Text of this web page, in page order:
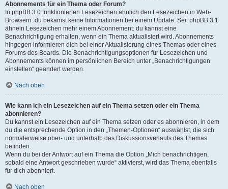
Abonnements für ein Thema oder Forum?
In phpBB 3.0 funktionierten Lesezeichen ähnlich den Lesezeichen in Web-
Browsern: du bekamst keine Informationen bei einem Update. Seit phpBB 3.1
ähneln Lesezeichen mehr einem Abonnement: du kannst eine
Benachrichtigung erhalten, wenn ein Thema aktualisiert wird. Abonnements
hingegen informieren dich bei einer Aktualisierung eines Themas oder eines
Forums des Boards. Die Benachrichtigungsoptionen für Lesezeichen und
Abonnements können im persönlichen Bereich unter „Benachrichtigungen
einstellen“ geändert werden.
Nach oben
Wie kann ich ein Lesezeichen auf ein Thema setzen oder ein Thema
abonnieren?
Du kannst ein Lesezeichen auf ein Thema setzen oder es abonnieren, in dem
du die entsprechende Option in den „Themen-Optionen“ auswählst, die sich
normalerweise ober- und unterhalb des Diskussionsverlaufs des Themas
befinden.
Wenn du bei der Antwort auf ein Thema die Option „Mich benachrichtigen,
sobald eine Antwort geschrieben wurde“ aktivierst, wird das Thema ebenfalls
für dich abonniert.
Nach oben